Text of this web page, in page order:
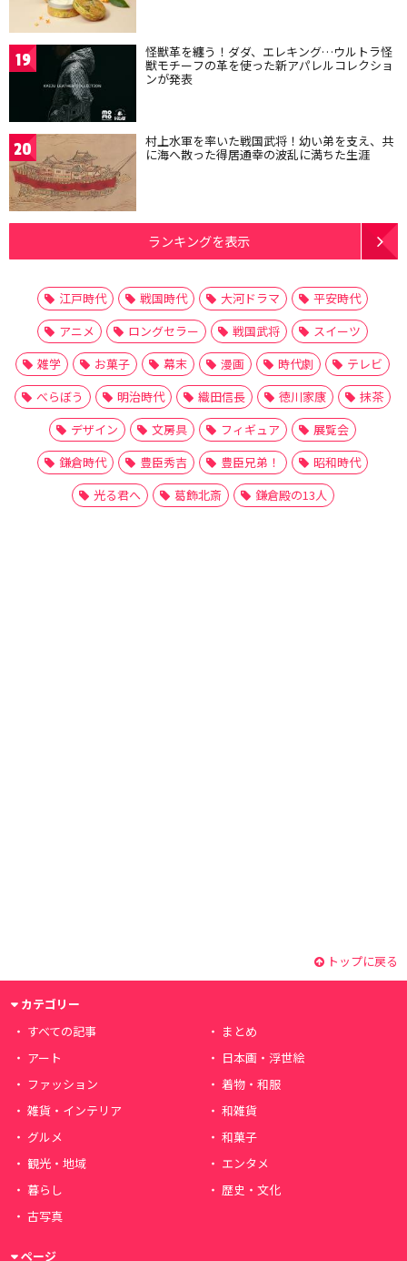
19 怪獣革を纏う！ダダ、エレキング…ウルトラ怪
獣モチーフの革を使った新アパレルコレクショ
ンが発表
20 村上水軍を率いた戦国武将！幼い弟を支え、共
に海へ散った得居通幸の波乱に満ちた生涯
ランキングを表示
江戸時代 戦国時代 大河ドラマ
平安時代
アニメ
ロングセラー 戦国武将
スイーツ
雑学
お菓子 幕末 漫画 時代劇
テレビ
べらぼう
明治時代 織田信長 徳川家康
抹茶
デザイン
文房具 フィギュア
展覧会
鎌倉時代
豊臣秀吉 豊臣兄弟！
昭和時代
光る君へ
葛飾北斎 鎌倉殿の13人
トップに戻る
カテゴリー
すべての記事
まとめ
アート
日本画・浮世絵
ファッション
着物・和服
雑貨・インテリア
和雑貨
グルメ
和菓子
観光・地域
エンタメ
暮らし
歴史・文化
古写真
ページ